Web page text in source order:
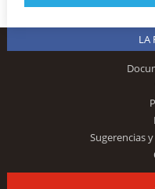
LA
Sugerencias